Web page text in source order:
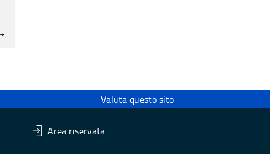
Valuta questo sito
Area riservata